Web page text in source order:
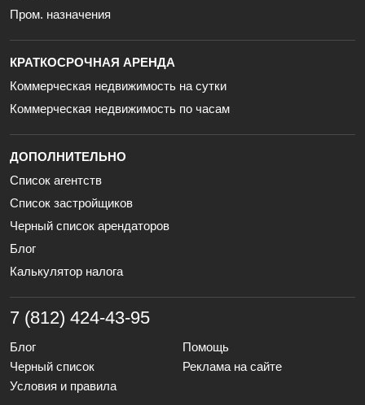
Пром. назначения
КРАТКОСРОЧНАЯ АРЕНДА
Коммерческая недвижимость на сутки
Коммерческая недвижимость по часам
ДОПОЛНИТЕЛЬНО
Список агентств
Список застройщиков
Черный список арендаторов
Блог
Калькулятор налога
7 (812) 424-43-95
Блог
Помощь
Черный список
Реклама на сайте
Условия и правила